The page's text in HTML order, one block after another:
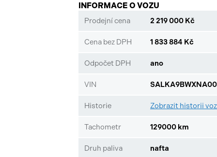
VIDEOPROHLÍDKA
INFORMACE O VOZU
Prodejní cena 2 219 000 Kč
Cena bez DPH 1 833 884 Kč
Odpočet DPH ano
VIN
Historie Zobrazit historii
Tachometr 129000 km
Druh paliva nafta